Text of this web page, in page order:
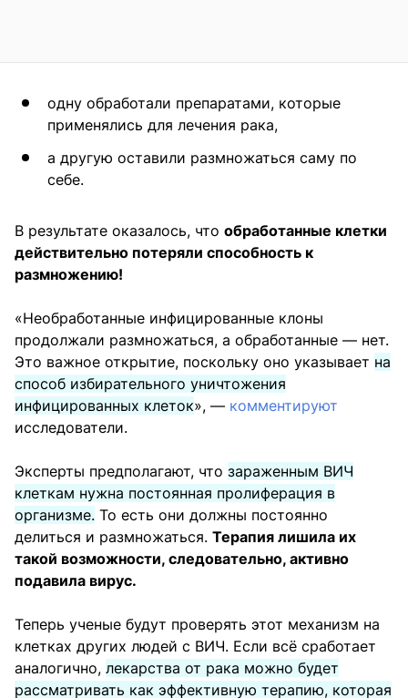
одну обработали препаратами, которые
применялись для лечения рака,
а другую оставили размножаться саму по
себе.
В результате оказалось, что обработанные клетки
действительно потеряли способность к
размножению!
«Необработанные инфицированные клоны
продолжали размножаться, а обработанные — нет.
Это важное открытие, поскольку оно указывает на
способ избирательного уничтожения
инфицированных клеток», — комментируют
исследователи.
Эксперты предполагают, что зараженным ВИЧ
клеткам нужна постоянная пролиферация в
организме. То есть они должны постоянно
делиться и размножаться. Терапия лишила их
такой возможности, следовательно, активно
подавила вирус.
Теперь ученые будут проверять этот механизм на
клетках других людей с ВИЧ. Если всё сработает
аналогично, лекарства от рака можно будет
рассматривать как эффективную терапию, которая